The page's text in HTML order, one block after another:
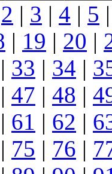
2 | 3 | 4 | 5
| 19 | 20 |
| 33 | 34 |
| 47 | 48 |
| 61 | 62 |
| 75 | 76 |